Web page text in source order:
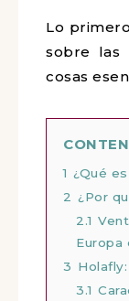
Lo
sobre las
cosas
1 ¿Qué
2 ¿Por
2.1
Europa
3
3.1